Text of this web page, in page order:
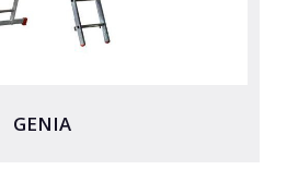
GENIA